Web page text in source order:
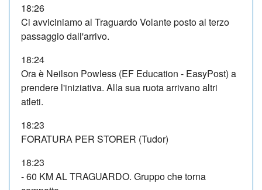
18:26
Ci avviciniamo al Traguardo Volante posto al terzo
passaggio dall'arrivo.
18:24
Ora è Neilson Powless (EF Education - EasyPost) a
prendere l'iniziativa. Alla sua ruota arrivano altri
atleti.
18:23
FORATURA PER STORER (Tudor)
18:23
- 60 KM AL TRAGUARDO. Gruppo che torna